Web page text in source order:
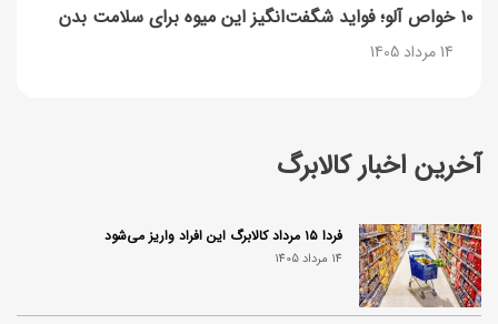
آخرین اخبار کالابرگ
فردا ۱۵ مرداد کالابرگ این افراد واریز می‌شود
14 مرداد 1405
۱۰ خواص آلو؛ فواید شگفت‌انگیز این میوه برای سلامت بدن
14 مرداد 1405